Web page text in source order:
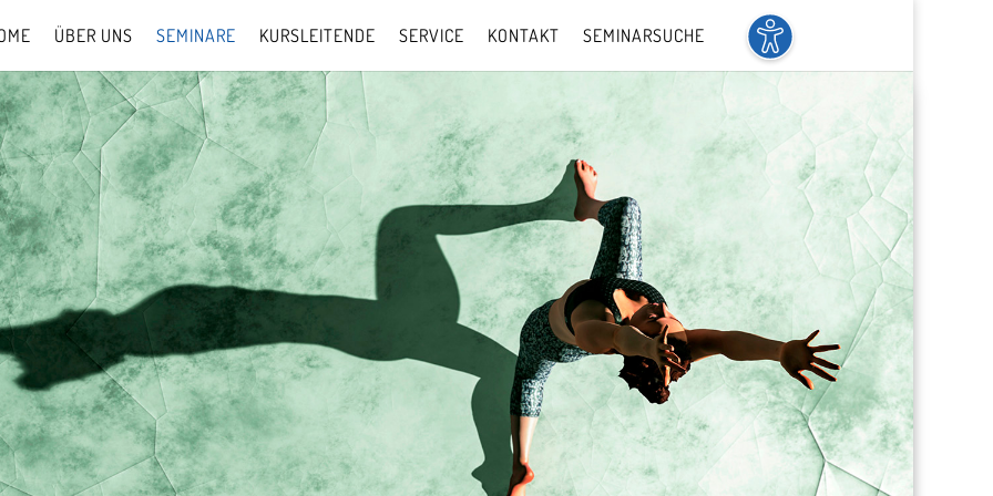
ÜBER UNS SEMINARE KURSLEITENDE SERVICE KONTAKT SEMINARSUCHE